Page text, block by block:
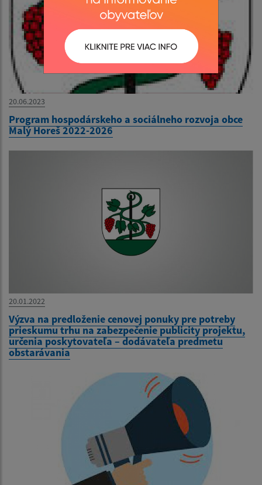
20.06.2023
Program hospodárskeho a sociálneho rozvoja obce
Malý Horeš 2022-2026
20.01.2022
Výzva na predloženie cenovej ponuky pre potreby
prieskumu trhu na zabezpečenie publicity projektu,
určenia poskytovateľa – dodávateľa predmetu
obstarávania